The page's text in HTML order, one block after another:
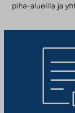
piha-alueilla ja